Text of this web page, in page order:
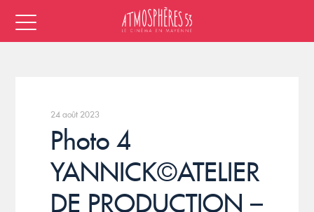
24 août 2023
Photo 4
YANNICK©ATELIER
DE PRODUCTION –